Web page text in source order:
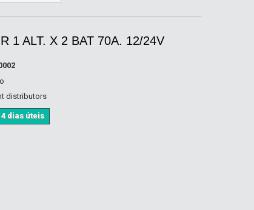
1 ALT. X 2 BAT 70A. 12/24V
distributors
4 dias úteis